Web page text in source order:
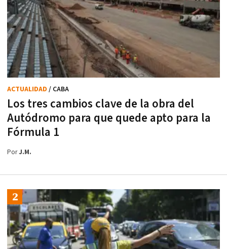
Los tres cambios clave de la obra del
Autódromo para que quede apto para la
Fórmula 1
ACTUALIDAD / CABA
PorJ.M.